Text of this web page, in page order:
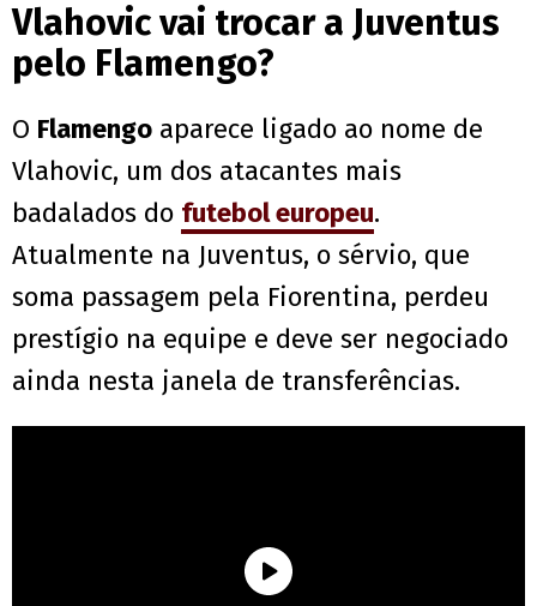
Vlahovic vai trocar a Juventus
pelo Flamengo?
O Flamengo aparece ligado ao nome de
Vlahovic, um dos atacantes mais
badalados do futebol europeu.
Atualmente na Juventus, o sérvio, que
soma passagem pela Fiorentina, perdeu
prestígio na equipe e deve ser negociado
ainda nesta janela de transferências.